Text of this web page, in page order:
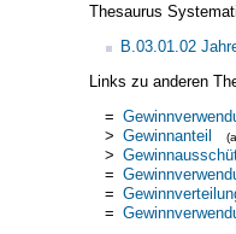
Thesaurus
B.03.01.02
Links zu anderen
=
> Gewinnanteil
>
=
=
=